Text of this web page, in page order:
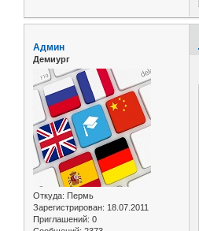
Админ
Демиург
Откуда: Пермь
Зарегистрирован: 18.07.2011
Приглашений: 0